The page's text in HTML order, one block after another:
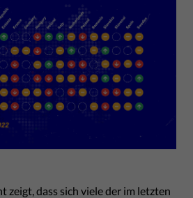
zeigt, dass sich viele der im letzten